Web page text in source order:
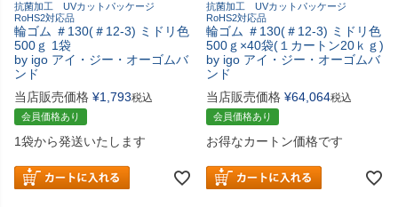
抗菌加工 UVカットパッケージ
RoHS2対応品
輪ゴム ＃130(＃12-3) ミドリ色
500ｇ 1袋
by igo アイ・ジー・オーゴムバ
ンド
当店販売価格 ¥1,793税込
会員価格あり
1袋から発送いたします
抗菌加工 UVカットパッケージ
RoHS2対応品
輪ゴム ＃130(＃12-3) ミドリ色
500ｇ×40袋(１カートン20ｋｇ)
by igo アイ・ジー・オーゴムバ
ンド
当店販売価格 ¥64,064税込
会員価格あり
お得なカートン価格です